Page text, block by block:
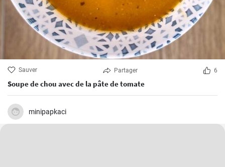
Sauver Partager 6
Soupe de chou avec de la pâte de tomate
minipapkaci